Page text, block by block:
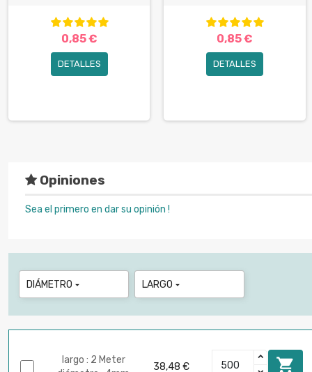
0,85 €
DETALLES
0,85 €
DETALLES
Opiniones
Sea el primero en dar su opinión !
DIÁMETRO  LARGO 
largo : 2 Meter
38,48 € 